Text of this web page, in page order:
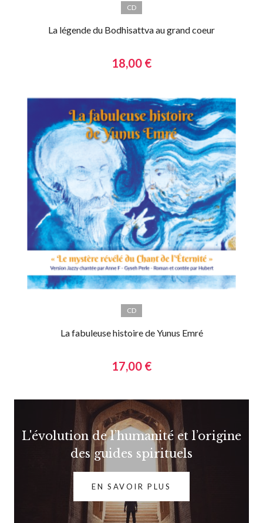
CD
La légende du Bodhisattva au grand coeur
18,00 €
CD
La fabuleuse histoire de Yunus Emré
17,00 €
L'évolution de l’humanité et l’origine
des guides spirituels
EN SAVOIR PLUS